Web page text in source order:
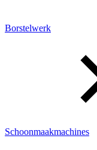
Borstelwerk
Schoonmaakmachines